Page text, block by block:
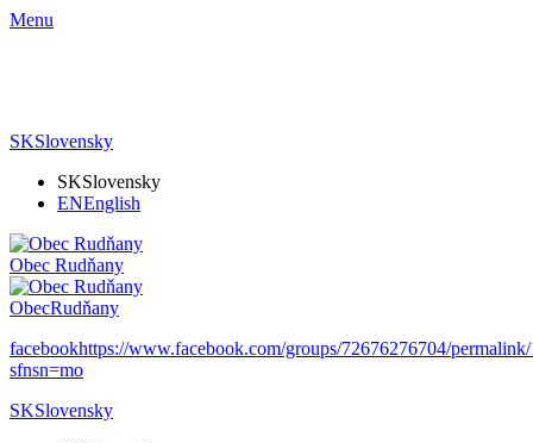
Menu
SKSlovensky
SKSlovensky
ENEnglish
Obec Rudňany
ObecRudňany
facebookhttps://www.facebook.com/groups/72676276704/
sfnsn=mo
SKSlovensky